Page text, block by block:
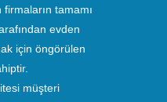
firmaların tamamı
evden
için öngörülen
müşteri